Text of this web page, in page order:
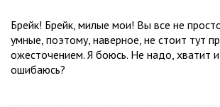
Брейк! Брейк, милые мои! Вы все не
умные, поэтому, наверное, не стоит тут
ожесточением. Я боюсь. Не надо, хватит
ошибаюсь?